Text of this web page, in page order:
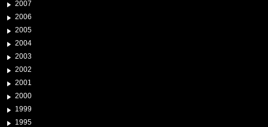
2007
2006
2005
2004
2003
2002
2001
2000
1999
1995